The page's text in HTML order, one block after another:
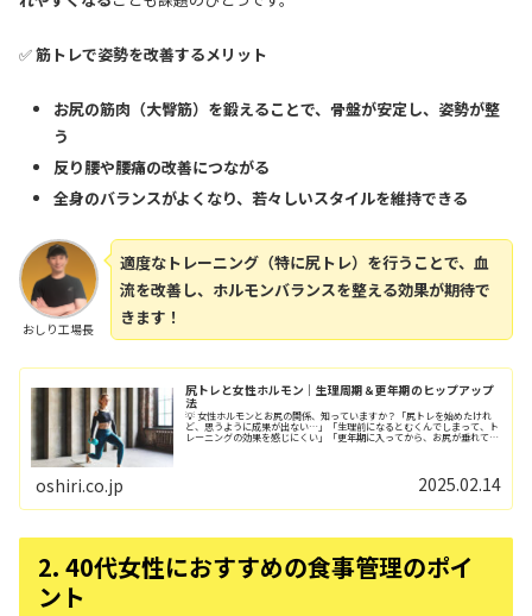
✅筋トレで姿勢を改善するメリット
お尻の筋肉（大臀筋）を鍛えることで、骨盤が安定し、姿勢が整
う
反り腰や腰痛の改善につながる
全身のバランスがよくなり、若々しいスタイルを維持できる
おしり工場長
適度なトレーニング（特に尻トレ）を行うことで、血
流を改善し、ホルモンバランスを整える効果が期待で
きます！
尻トレと女性ホルモン｜生理周期＆更年期のヒップアップ
法
💡 女性ホルモンとお尻の関係、知っていますか？「尻トレを始めたけれ
ど、思うように成果が出ない…」「生理前になるとむくんでしまって、ト
レーニングの効果を感じにくい」「更年期に入ってから、お尻が垂れてき
oshiri.co.jp 2025.02.14
2. 40代女性におすすめの食事管理のポイ
ント